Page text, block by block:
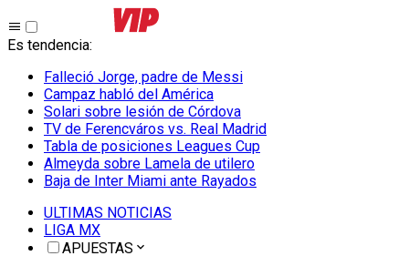
Es tendencia:
Falleció Jorge, padre de Messi
Campaz habló del América
Solari sobre lesión de Córdova
TV de Ferencváros vs. Real Madrid
Tabla de posiciones Leagues Cup
Almeyda sobre Lamela de utilero
Baja de Inter Miami ante Rayados
ULTIMAS NOTICIAS
LIGA MX
APUESTAS